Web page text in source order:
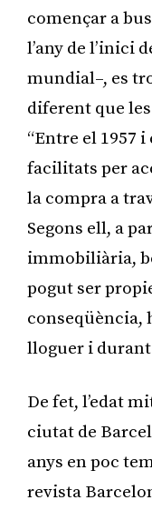
començar a
l’any de l’inici
mundial–, es
diferent que
“Entre el 1957
facilitats per
la compra a
Segons ell, a
immobiliària,
pogut ser
conseqüència,
lloguer i durant
De fet, l’edat
ciutat de
anys en poc
revista